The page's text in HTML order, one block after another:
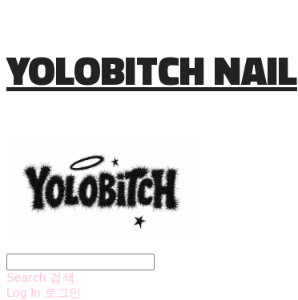
YOLOBITCH NAIL
Search 검색
Log In 로그인